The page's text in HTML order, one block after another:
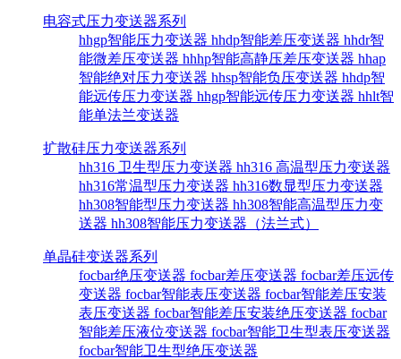
电容式压力变送器系列
hhgp智能压力变送器 hhdp智能差压变送器 hhdr智
能微差压变送器 hhhp智能高静压差压变送器 hhap
智能绝对压力变送器 hhsp智能负压变送器 hhdp智
能远传压力变送器 hhgp智能远传压力变送器 hhlt智
能单法兰变送器
扩散硅压力变送器系列
hh316 卫生型压力变送器 hh316 高温型压力变送器
hh316常温型压力变送器 hh316数显型压力变送器
hh308智能型压力变送器 hh308智能高温型压力变
送器 hh308智能压力变送器（法兰式）
单晶硅变送器系列
focbar绝压变送器 focbar差压变送器 focbar差压远传
变送器 focbar智能表压变送器 focbar智能差压安装
表压变送器 focbar智能差压安装绝压变送器 focbar
智能差压液位变送器 focbar智能卫生型表压变送器
focbar智能卫生型绝压变送器